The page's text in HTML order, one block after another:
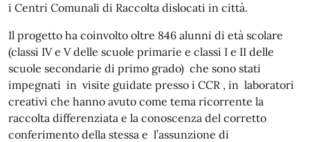
i Centri Comunali di Raccolta dislocati in città.
Il progetto ha coinvolto oltre 846 alunni di età scolare
(classi IV e V delle scuole primarie e classi I e II delle
scuole secondarie di primo grado) che sono stati
impegnati in visite guidate presso i CCR , in laboratori
creativi che hanno avuto come tema ricorrente la
raccolta differenziata e la conoscenza del corretto
conferimento della stessa e l’assunzione di